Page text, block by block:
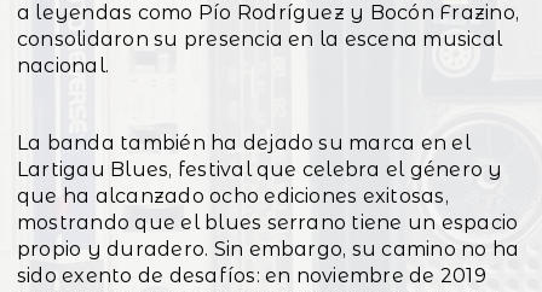
a leyendas como Pío Rodríguez y Bocón Frazino,
consolidaron su presencia en la escena musical
nacional.
La banda también ha dejado su marca en el
Lartigau Blues, festival que celebra el género y
que ha alcanzado ocho ediciones exitosas,
mostrando que el blues serrano tiene un espacio
propio y duradero. Sin embargo, su camino no ha
sido exento de desafíos: en noviembre de 2019